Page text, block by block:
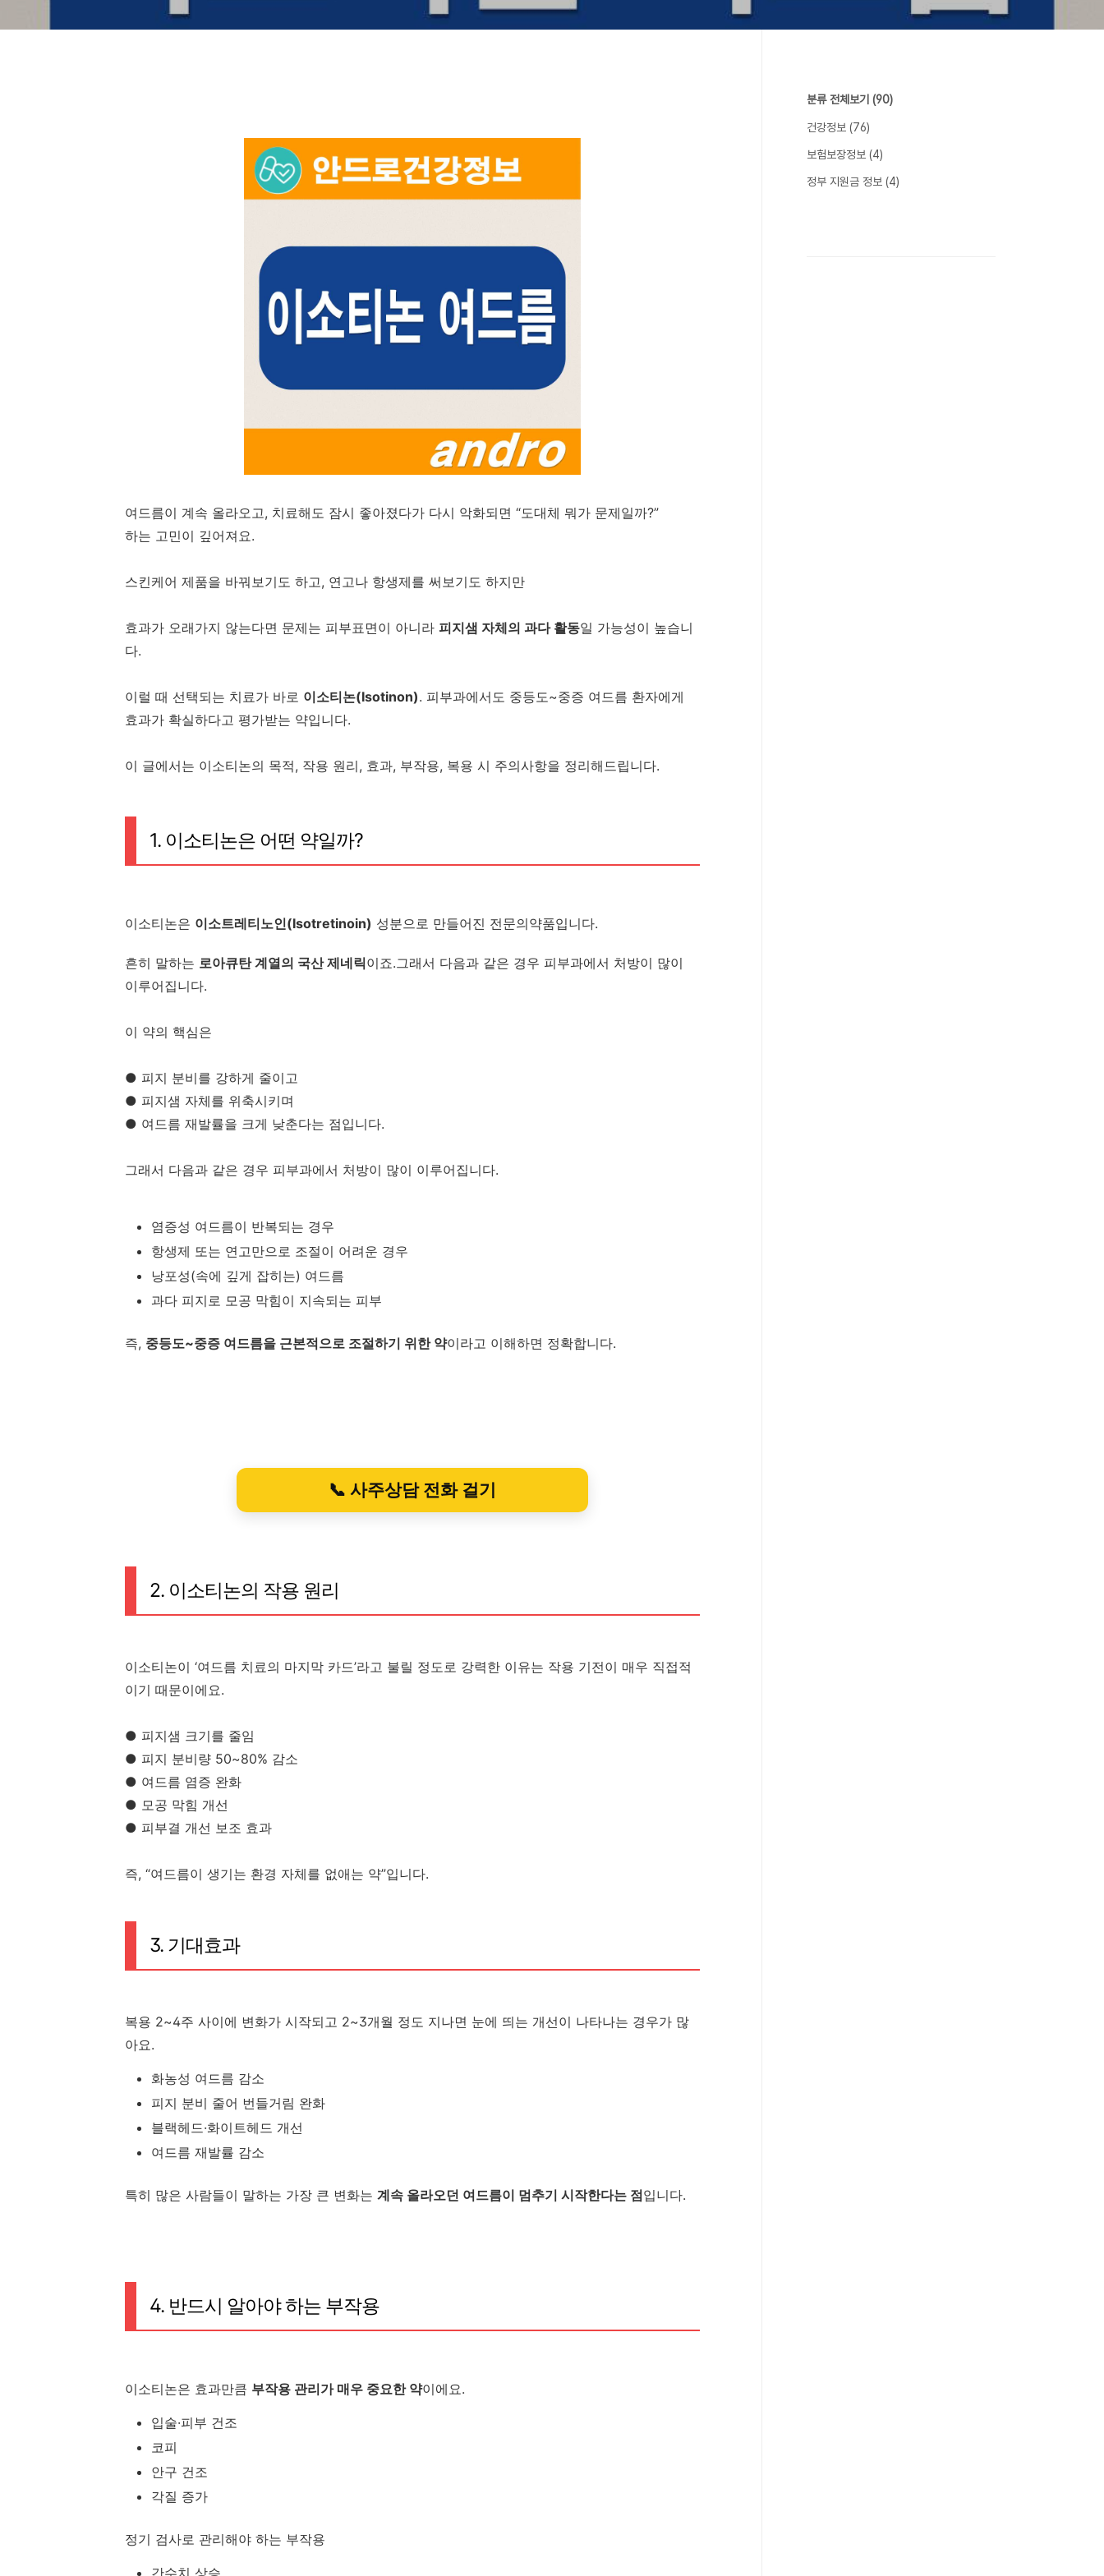
여드름이 계속 올라오고, 치료해도 잠시 좋아졌다가 다시 악화되면 “도대체 뭐가 문제일까?”
하는 고민이 깊어져요.
스킨케어 제품을 바꿔보기도 하고, 연고나 항생제를 써보기도 하지만
효과가 오래가지 않는다면 문제는 피부표면이 아니라 피지샘 자체의 과다 활동일 가능성이 높습니
다.
이럴 때 선택되는 치료가 바로 이소티논(Isotinon). 피부과에서도 중등도~중증 여드름 환자에게
효과가 확실하다고 평가받는 약입니다.
이 글에서는 이소티논의 목적, 작용 원리, 효과, 부작용, 복용 시 주의사항을 정리해드립니다.
1. 이소티논은 어떤 약일까?
이소티논은 이소트레티노인(Isotretinoin) 성분으로 만들어진 전문의약품입니다.
흔히 말하는 로아큐탄 계열의 국산 제네릭이죠.그래서 다음과 같은 경우 피부과에서 처방이 많이
이루어집니다.
이 약의 핵심은
● 피지 분비를 강하게 줄이고
● 피지샘 자체를 위축시키며
● 여드름 재발률을 크게 낮춘다는 점입니다.
그래서 다음과 같은 경우 피부과에서 처방이 많이 이루어집니다.
염증성 여드름이 반복되는 경우
항생제 또는 연고만으로 조절이 어려운 경우
낭포성(속에 깊게 잡히는) 여드름
과다 피지로 모공 막힘이 지속되는 피부
즉, 중등도~중증 여드름을 근본적으로 조절하기 위한 약이라고 이해하면 정확합니다.
📞 사주상담 전화 걸기
2. 이소티논의 작용 원리
이소티논이 ‘여드름 치료의 마지막 카드’라고 불릴 정도로 강력한 이유는 작용 기전이 매우 직접적
이기 때문이에요.
● 피지샘 크기를 줄임
● 피지 분비량 50~80% 감소
● 여드름 염증 완화
● 모공 막힘 개선
● 피부결 개선 보조 효과
즉, “여드름이 생기는 환경 자체를 없애는 약”입니다.
3. 기대효과
복용 2~4주 사이에 변화가 시작되고 2~3개월 정도 지나면 눈에 띄는 개선이 나타나는 경우가 많
아요.
화농성 여드름 감소
피지 분비 줄어 번들거림 완화
블랙헤드·화이트헤드 개선
여드름 재발률 감소
특히 많은 사람들이 말하는 가장 큰 변화는 계속 올라오던 여드름이 멈추기 시작한다는 점입니다.
4. 반드시 알아야 하는 부작용
이소티논은 효과만큼 부작용 관리가 매우 중요한 약이에요.
입술·피부 건조
코피
안구 건조
각질 증가
정기 검사로 관리해야 하는 부작용
간수치 상승
분류 전체보기 (90)
건강정보 (76)
보험보장정보 (4)
정부 지원금 정보 (4)